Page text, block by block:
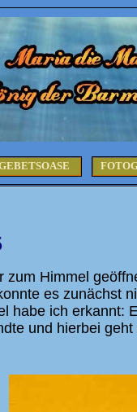
Himmel
es zunächst
habe ich erkannt:
und hierbei